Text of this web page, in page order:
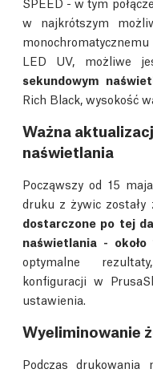
w najkrótszym
LED UV, możliwe
sekundowym
Rich Black, wysokość
Ważna
naświetlania
Począwszy od 15
druku z żywic zostały
dostarczone po tej
naświetlania -
optymalne
konfiguracji w
ustawienia.
Wyeliminowanie
Podczas